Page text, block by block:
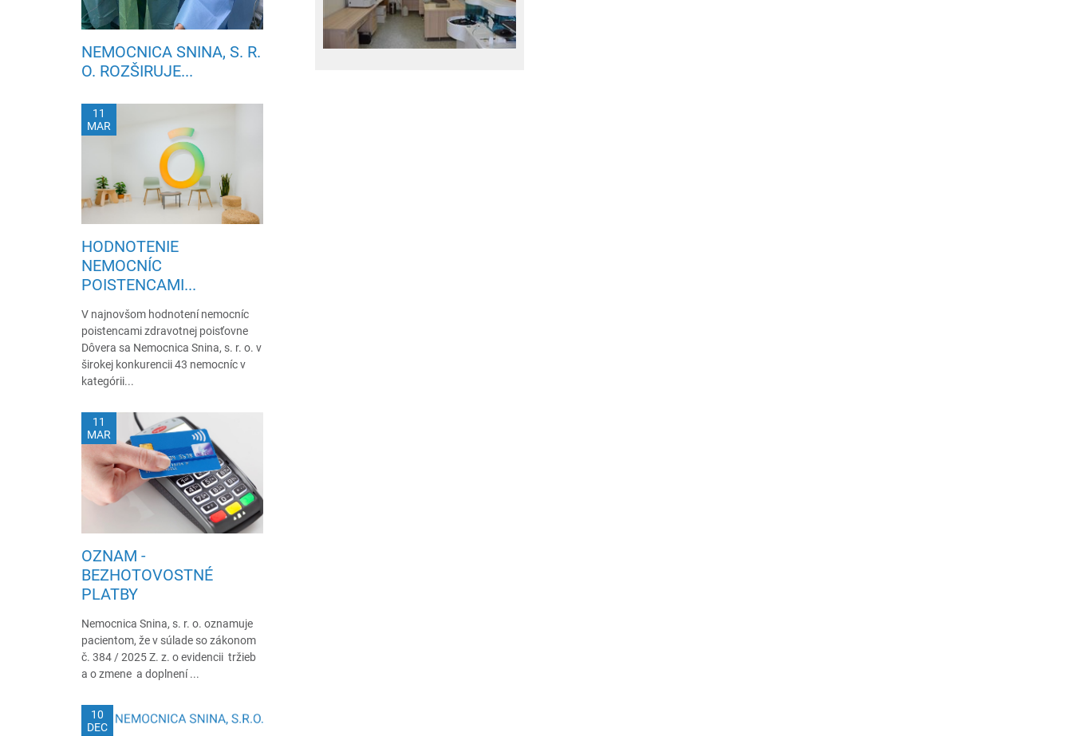
NEMOCNICA SNINA, S. R.
O. ROZŠIRUJE...
11
MAR
HODNOTENIE
NEMOCNÍC
POISTENCAMI...
V najnovšom hodnotení nemocníc
poistencami zdravotnej poisťovne
Dôvera sa Nemocnica Snina, s. r. o. v
širokej konkurencii 43 nemocníc v
kategórii...
11
MAR
OZNAM -
BEZHOTOVOSTNÉ
PLATBY
Nemocnica Snina, s. r. o. oznamuje
pacientom, že v súlade so zákonom
č. 384 / 2025 Z. z. o evidencii tržieb
a o zmene a doplnení ...
10
DEC